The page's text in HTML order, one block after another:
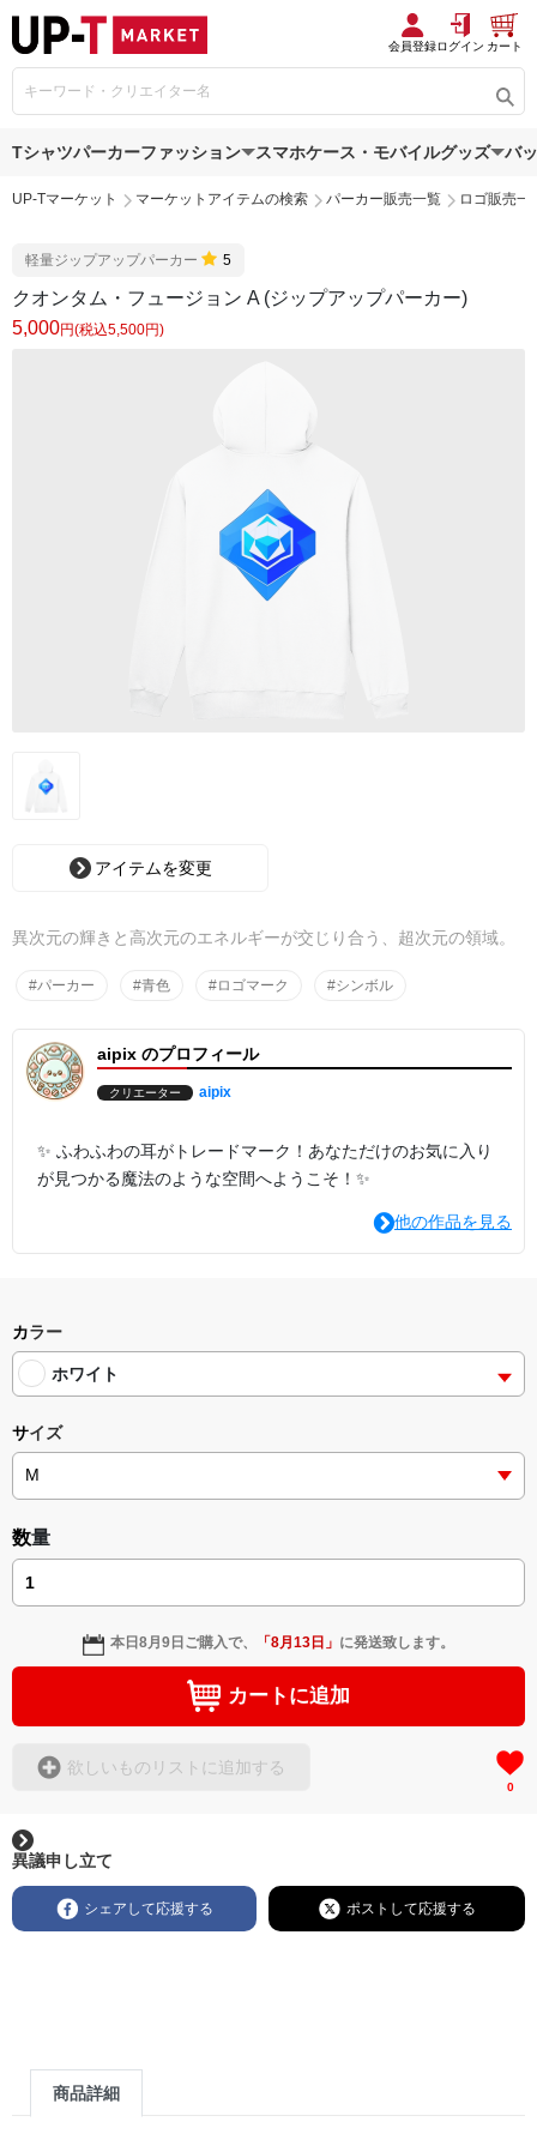
会員登録ログイン カート
Tシャツパーカーファッション スマホケース・モバイルグッズ バ
UP-Tマーケット マーケットアイテムの検索 パーカー販売一覧 ロゴ販売一
軽量ジップアップパーカー 5
クオンタム・フュージョン A (ジップアップパーカー)
5,000円(税込5,500円)
アイテムを変更
異次元の輝きと高次元のエネルギーが交じり合う、超次元の領域。
#パーカー #青色 #ロゴマーク #シンボル
aipix のプロフィール
クリエーター aipix
✨ ふわふわの耳がトレードマーク！あなただけのお気に入り
が見つかる魔法のような空間へようこそ！✨
他の作品を見る
カラー
ホワイト
サイズ
数量
本日8月9日 ご購入で、 「8月13日 」 に発送致します。
カートに追加
欲しいものリストに追加する
0
異議申し立て
シェアして応援する ポストして応援する
商品詳細